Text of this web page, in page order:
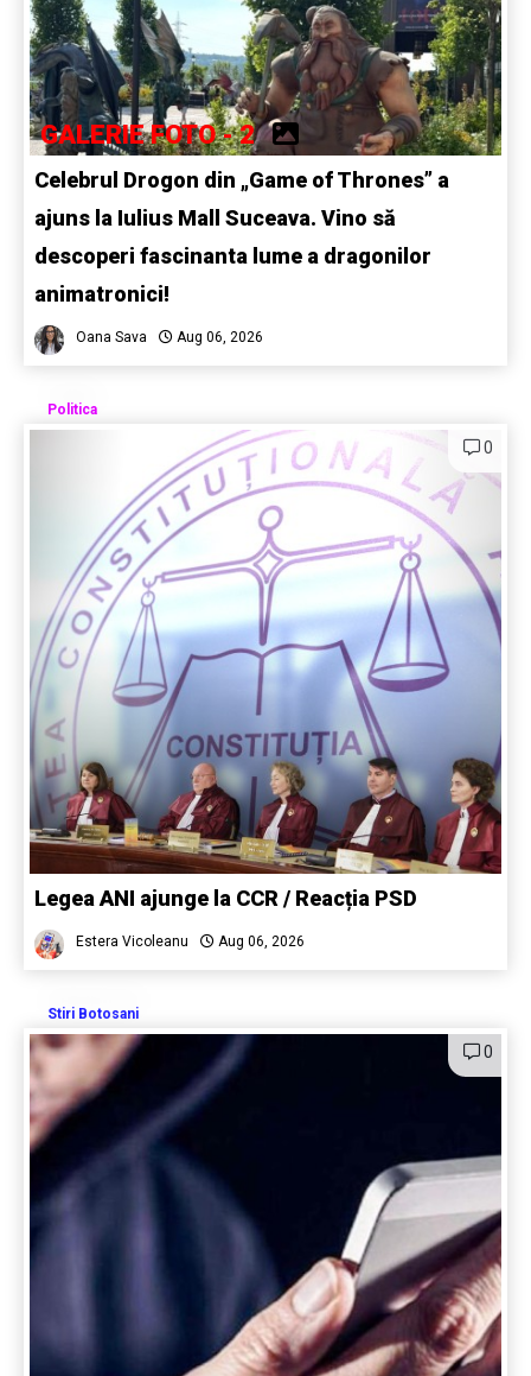
GALERIE FOTO - 2
Celebrul Drogon din „Game of Thrones” a
ajuns la Iulius Mall Suceava. Vino să
descoperi fascinanta lume a dragonilor
animatronici!
Oana Sava Aug 06, 2026
Politica
0
Legea ANI ajunge la CCR / Reacția PSD
Estera Vicoleanu Aug 06, 2026
Stiri Botosani
0